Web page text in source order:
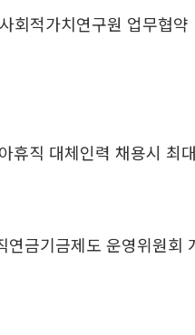
회적가치연구원 업무협약
휴직 대체인력 채용시 최
금기금제도 운영위원회